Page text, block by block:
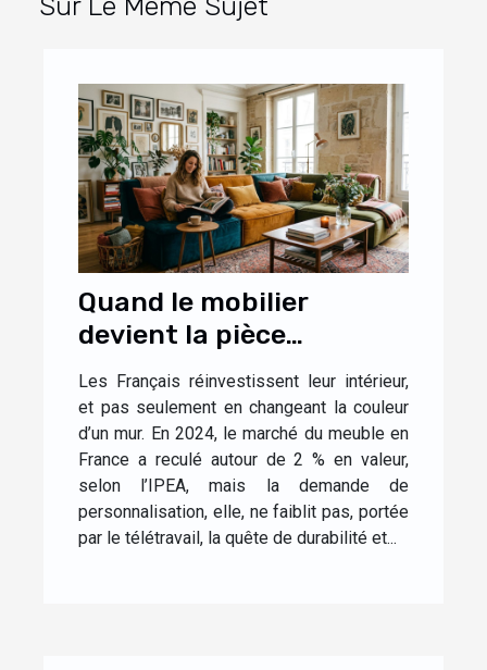
Quand le mobilier
devient la pièce
maîtresse d’un intérieur
personnalisé
Les Français réinvestissent leur intérieur,
et pas seulement en changeant la couleur
d’un mur. En 2024, le marché du meuble en
France a reculé autour de 2 % en valeur,
selon l’IPEA, mais la demande de
personnalisation, elle, ne faiblit pas, portée
par le télétravail, la quête de durabilité et...